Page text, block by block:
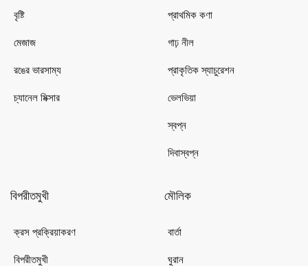
বৃষ্টি
মেজাজ
রঙের ভারসাম্য
চ্যানেল মিক্সার
প্রাথমিক কণা
গাঢ় নীল
প্রাকৃতিক স্যাচুরেশন
ভেলভিয়া
স্বপ্ন
দিবাস্বপ্ন
বিপরীতমুখী
ক্রস প্রক্রিয়াকরণ
বিপরীতমুখী
মৌলিক
বার্তা
ঘুরান